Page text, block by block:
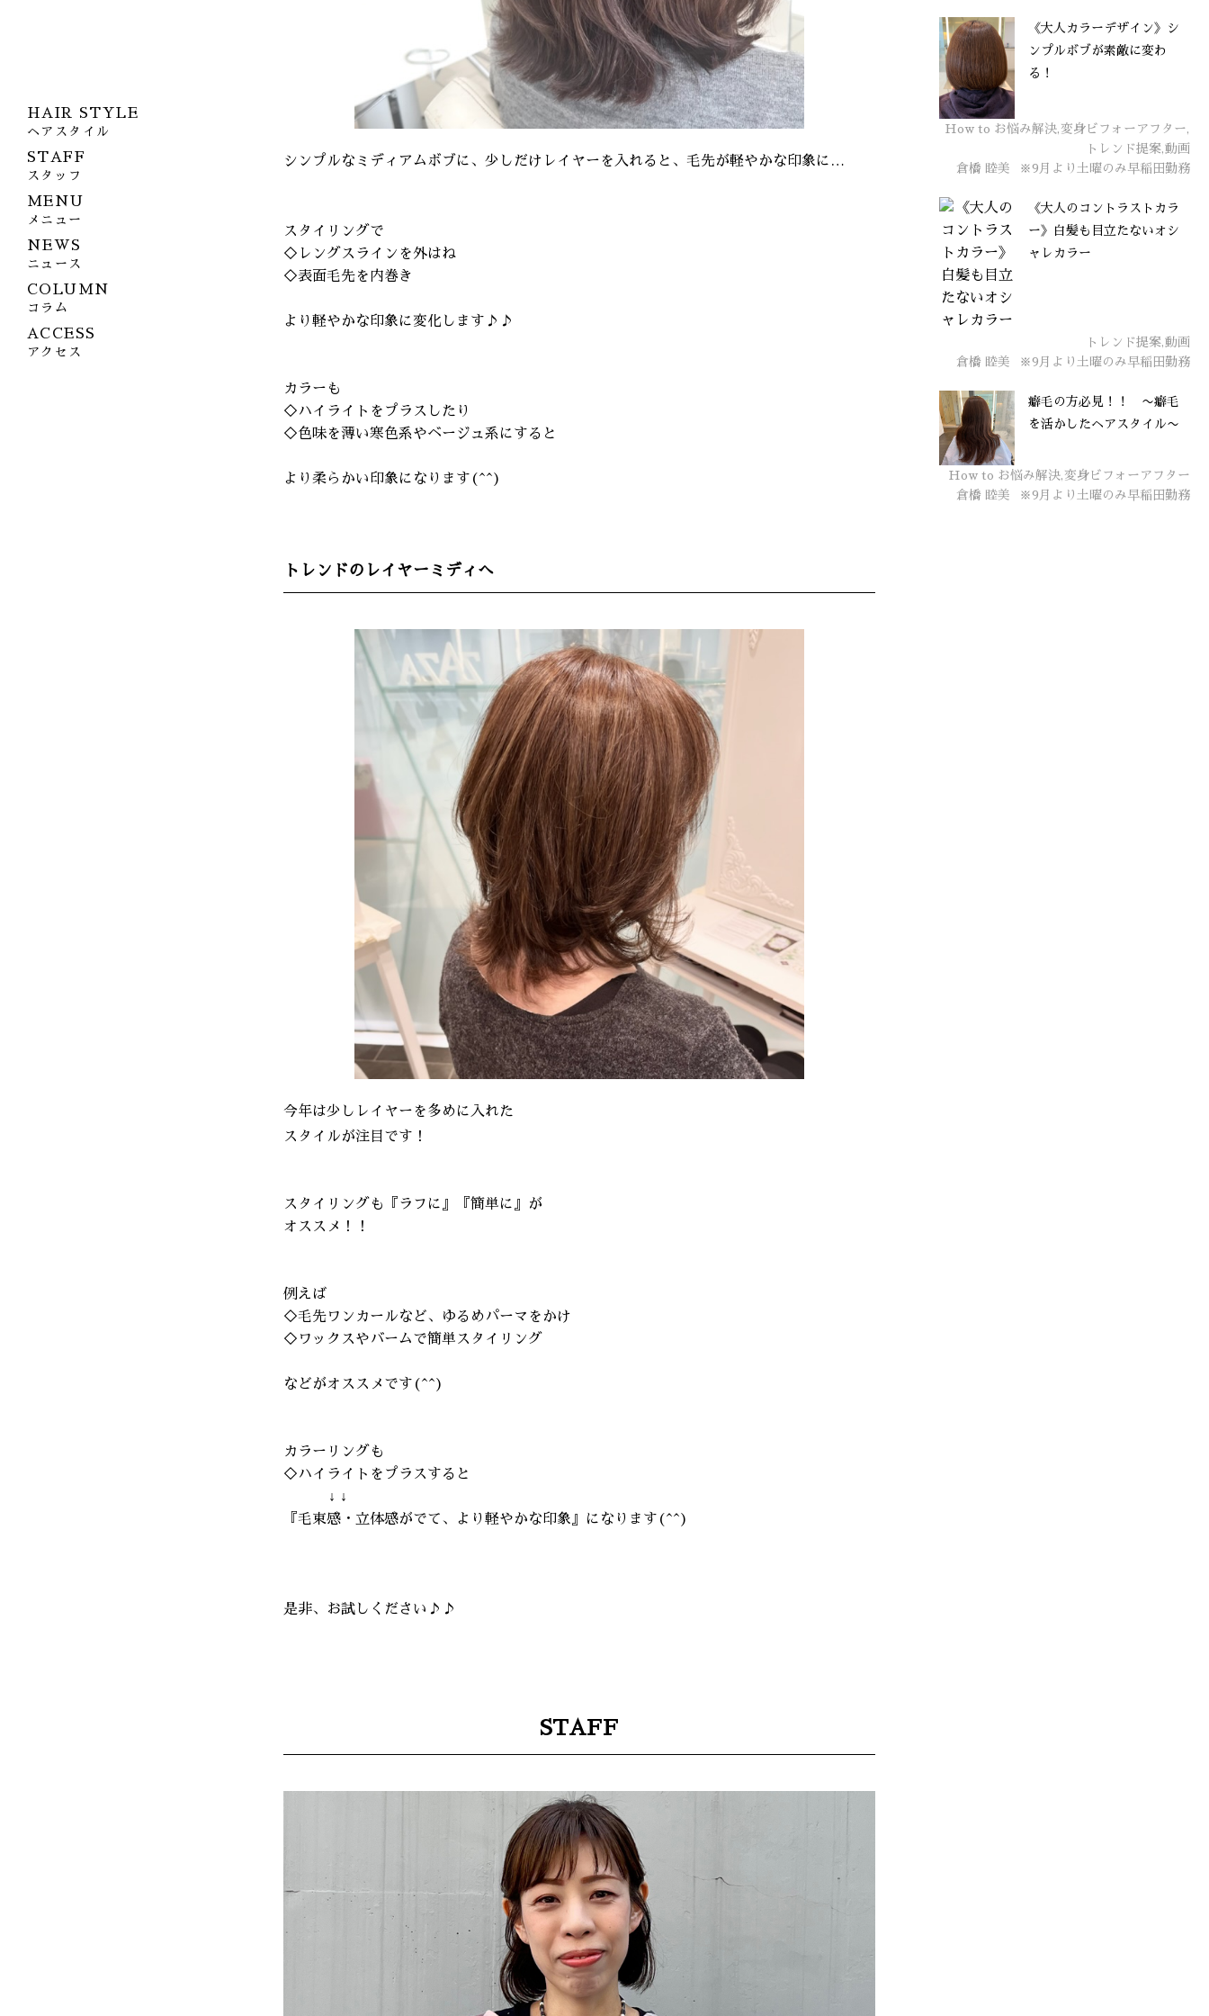
HAIR STYLE
ヘアスタイル
STAFF
スタッフ
MENU
メニュー
NEWS
ニュース
COLUMN
コラム
ACCESS
アクセス
シンプルなミディアムボブに、少しだけレイヤーを入れると、毛先が軽やかな印象に…
スタイリングで
◇レングスラインを外はね
◇表面毛先を内巻き
より軽やかな印象に変化します♪♪
カラーも
◇ハイライトをプラスしたり
◇色味を薄い寒色系やベージュ系にすると
より柔らかい印象になります(^^)
トレンドのレイヤーミディへ
今年は少しレイヤーを多めに入れた
スタイルが注目です！
スタイリングも『ラフに』『簡単に』が
オススメ！！
例えば
◇毛先ワンカールなど、ゆるめパーマをかけ
◇ワックスやバームで簡単スタイリング
などがオススメです(^^)
カラーリングも
◇ハイライトをプラスすると
↓ ↓
『毛束感・立体感がでて、より軽やかな印象』になります(^^)
是非、お試しください♪♪
STAFF
《大人カラーデザイン》シ
ンプルボブが素敵に変わ
る！
How to お悩み解決,変身ビフォーアフター,
トレンド提案,動画
倉橋 睦美
※9月より土曜のみ早稲田勤務
《大人のコントラストカラ
ー》白髪も目立たないオシ
ャレカラー
トレンド提案,動画
倉橋 睦美
※9月より土曜のみ早稲田勤務
癖毛の方必見！！ 〜癖毛
を活かしたヘアスタイル〜
How to お悩み解決,変身ビフォーアフター
倉橋 睦美
※9月より土曜のみ早稲田勤務